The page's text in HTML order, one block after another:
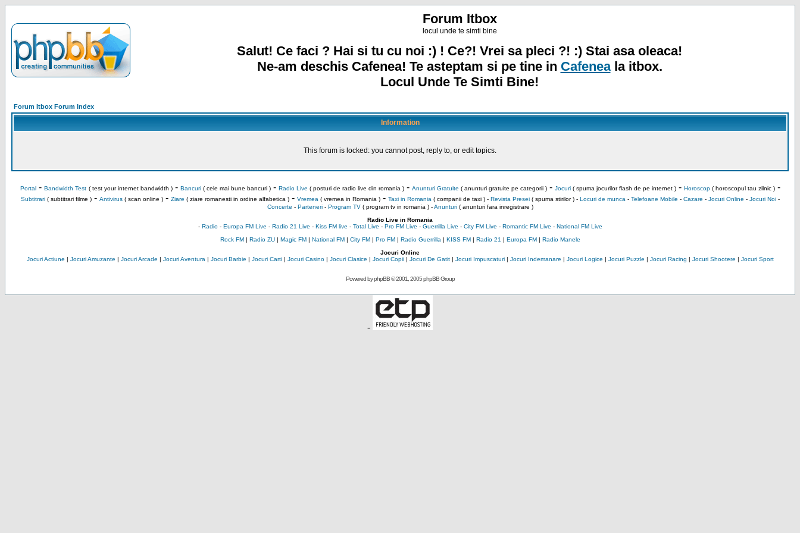
Forum Itbox
locul unde te simti bine
Salut! Ce faci ? Hai si tu cu noi :) ! Ce?! Vrei sa pleci ?! :) Stai asa oleaca!
Ne-am deschis Cafenea! Te asteptam si pe tine in Cafeneala itbox.
Locul Unde Te Simti Bine!
Forum Itbox Forum Index
Information
This forum is locked: you cannot post, reply to, or edit topics.
Portal- Bandwidth Test ( test your internet bandwidth )- Bancuri( cele mai bune bancuri )- Radio Live ( posturi de radio live din romania )- Anunturi Gratuite ( anunturi gratuite pe categorii )- Jocuri( spuma jocurilor flash de pe internet )- Horoscop( horoscopul tau zilnic )-
Subtitrari( subtitrari filme )- Antivirus( scan online )- Ziare ( ziare romanesti in ordine alfabetica )- Vremea ( vremea in Romania )- Taxi in Romania ( companii de taxi ) - Revista Presei( spuma stirilor ) - Locuri de munca - Telefoane Mobile - Cazare - Jocuri Online - Jocuri Noi-
Concerte - Parteneri- Program TV( program tv in romania )-Anunturi( anunturi fara inregistrare )
Radio Live in Romania
- Radio- Europa FM Live - Radio 21 Live - Kiss FM live - Total Live - Pro FM Live - Guerrilla Live - City FM Live - Romantic FM Live - National FM Live
Rock FM| Radio ZU| Magic FM| National FM| City FM| Pro FM| Radio Guerrilla | KISS FM| Radio 21 | Europa FM| Radio Manele
Jocuri Online
Jocuri Actiune | Jocuri Amuzante | Jocuri Arcade | Jocuri Aventura | Jocuri Barbie | Jocuri Carti| Jocuri Casino| Jocuri Clasice | Jocuri Copii| Jocuri De Gatit| Jocuri Impuscaturi| Jocuri Indemanare | Jocuri Logice | Jocuri Puzzle | Jocuri Racing | Jocuri Shootere | Jocuri Sport
Powered byphpBB© 2001, 2005 phpBB Group
-